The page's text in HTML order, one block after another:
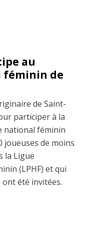
au
féminin de
de Saint-
participer à la
national féminin
joueuses de moins
la Ligue
(LPHF) et qui
été invitées.